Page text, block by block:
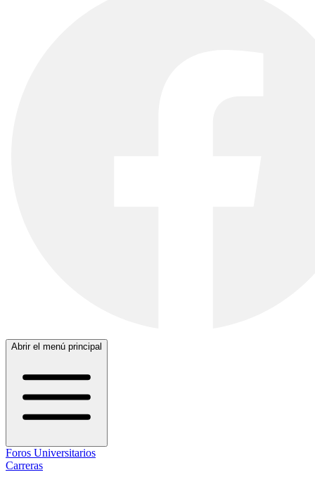
Abrir el menú principal
Foros Universitarios
Carreras